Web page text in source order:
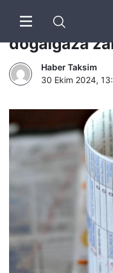
Ocak ayında
doğalgaza
Haber Taksim
30 Ekim 2024,